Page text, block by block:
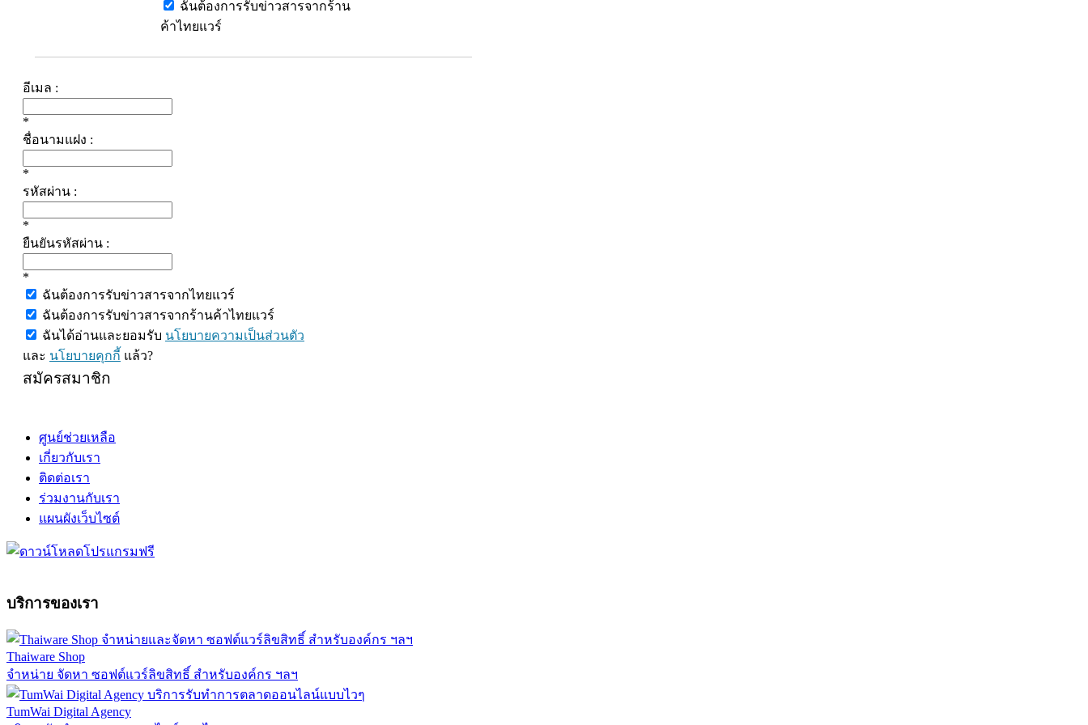
ฉันต้องการรับข่าวสารจากร้าน
ค้าไทยแวร์
อีเมล :
*
ชื่อนามแฝง :
*
รหัสผ่าน :
*
ยืนยันรหัสผ่าน :
*
ฉันต้องการรับข่าวสารจากไทยแวร์
ฉันต้องการรับข่าวสารจากร้านค้าไทยแวร์
ฉันได้อ่านและยอมรับ นโยบายความเป็นส่วนตัว
และ นโยบายคุกกี้ แล้ว?
สมัครสมาชิก
ศูนย์ช่วยเหลือ
เกี่ยวกับเรา
ติดต่อเรา
ร่วมงานกับเรา
แผนผังเว็บไซต์
บริการของเรา
Thaiware Shop
จำหน่าย จัดหา ซอฟต์แวร์ลิขสิทธิ์ สำหรับองค์กร ฯลฯ
TumWai Digital Agency